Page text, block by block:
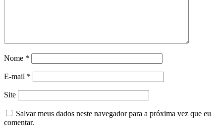
Nome *
E-mail *
Site
Salvar meus dados neste navegador para a próxima vez que eu
comentar.